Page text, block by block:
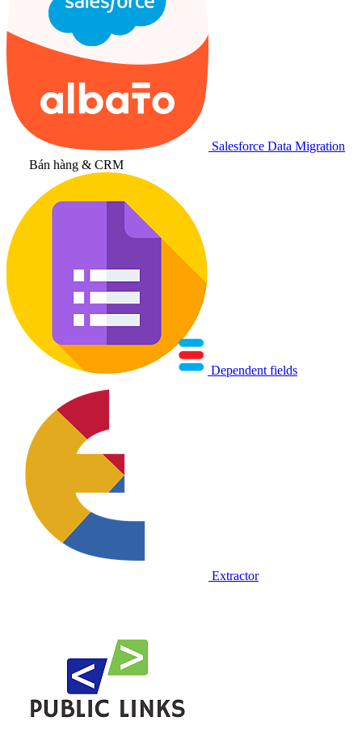
Salesforce Data Migration
Bán hàng & CRM
Dependent fields
Extractor